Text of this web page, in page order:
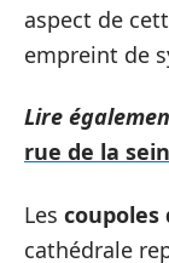
aspect de
empreint de
Lire
rue de la
Les coupoles
cathédrale